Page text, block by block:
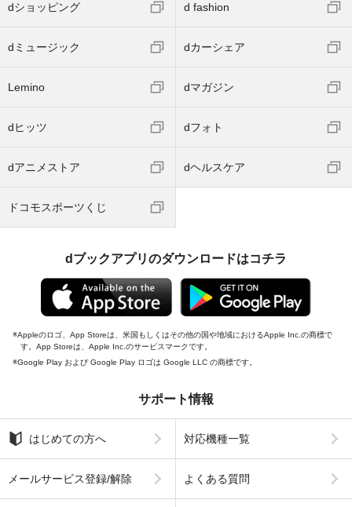
dショッピング d fashion
dミュージック dカーシェア
Lemino dマガジン
dヒッツ dフォト
dアニメストア dヘルスケア
ドコモスポーツくじ
dブックアプリのダウンロードはコチラ
Appleのロゴ、App Storeは、米国もしくはその他の国や地域におけるApple Inc.の商標で
す。App Storeは、Apple Inc.のサービスマークです。
Google Play および Google Play ロゴは Google LLC の商標です。
サポート情報
はじめての方へ 対応機種一覧
メールサービス登録/解除 よくある質問